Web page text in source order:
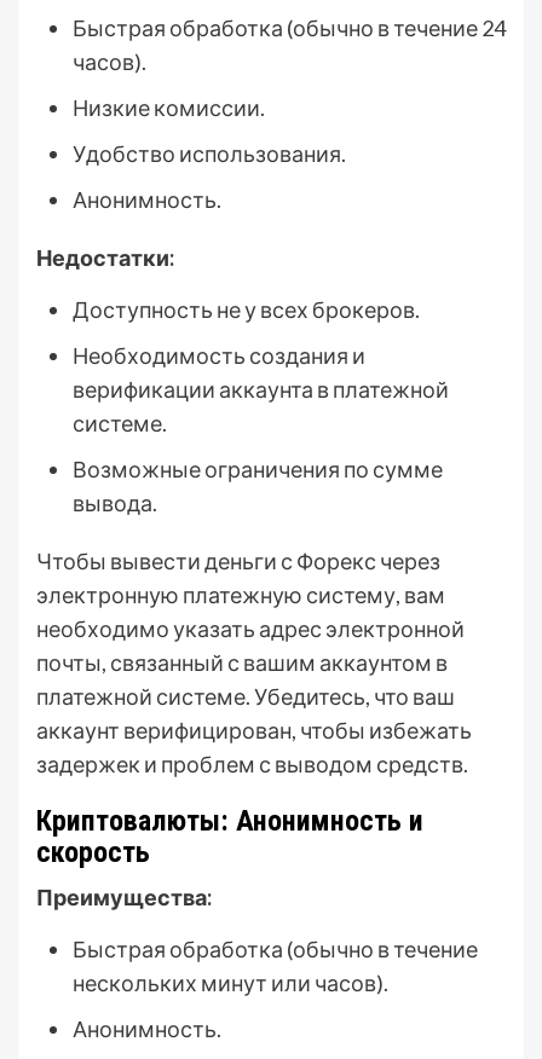
Быстрая обработка (обычно в течение 24
часов).
Низкие комиссии.
Удобство использования.
Анонимность.
Недостатки:
Доступность не у всех брокеров.
Необходимость создания и
верификации аккаунта в платежной
системе.
Возможные ограничения по сумме
вывода.
Чтобы вывести деньги с Форекс через
электронную платежную систему, вам
необходимо указать адрес электронной
почты, связанный с вашим аккаунтом в
платежной системе. Убедитесь, что ваш
аккаунт верифицирован, чтобы избежать
задержек и проблем с выводом средств.
Криптовалюты: Анонимность и
скорость
Преимущества:
Быстрая обработка (обычно в течение
нескольких минут или часов).
Анонимность.